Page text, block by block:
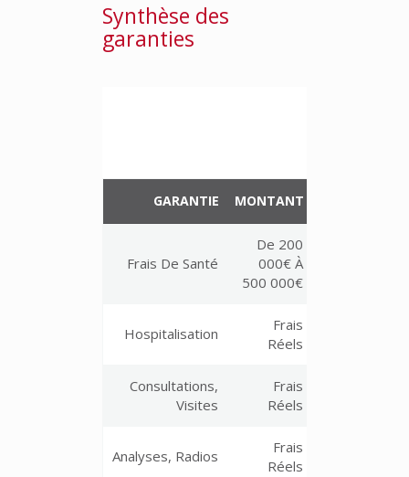
Synthèse des
garanties
GARANTIE MONTANT
Frais De Santé
De 200
000€ À
500 000€
Hospitalisation
Frais
Réels
Consultations,
Visites
Frais
Réels
Analyses, Radios
Frais
Réels